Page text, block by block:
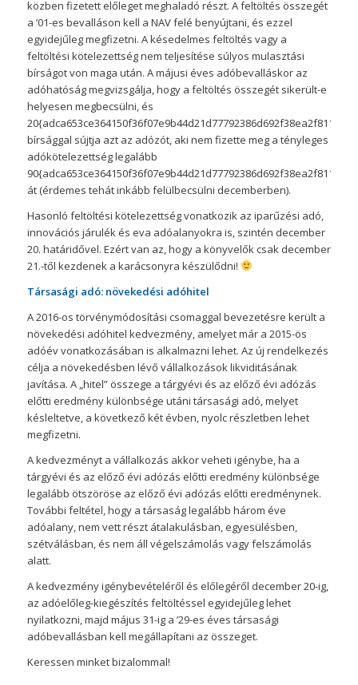
közben fizetett előleget meghaladó részt. A feltöltés összegét
a ’01-es bevalláson kell a NAV felé benyújtani, és ezzel
egyidejűleg megfizetni. A késedelmes feltöltés vagy a
feltöltési kötelezettség nem teljesítése súlyos mulasztási
bírságot von maga után. A májusi éves adóbevalláskor az
adóhatóság megvizsgálja, hogy a feltöltés összegét sikerült-e
helyesen megbecsülni, és
bírsággal sújtja azt az adózót, aki nem fizette meg a tényleges
adókötelezettség legalább
át (érdemes tehát inkább felülbecsülni decemberben).
Hasonló feltöltési kötelezettség vonatkozik az iparűzési adó,
innovációs járulék és eva adóalanyokra is, szintén december
20. határidővel. Ezért van az, hogy a könyvelők csak december
21.-től kezdenek a karácsonyra készülődni!
Társasági adó: növekedési adóhitel
A 2016-os törvénymódosítási csomaggal bevezetésre került a
növekedési adóhitel kedvezmény, amelyet már a 2015-ös
adóév vonatkozásában is alkalmazni lehet. Az új rendelkezés
célja a növekedésben lévő vállalkozások likviditásának
javítása. A „hitel” összege a tárgyévi és az előző évi adózás
előtti eredmény különbsége utáni társasági adó, melyet
késleltetve, a következő két évben, nyolc részletben lehet
megfizetni.
A kedvezményt a vállalkozás akkor veheti igénybe, ha a
tárgyévi és az előző évi adózás előtti eredmény különbsége
legalább ötszöröse az előző évi adózás előtti eredménynek.
További feltétel, hogy a társaság legalább három éve
adóalany, nem vett részt átalakulásban, egyesülésben,
szétválásban, és nem áll végelszámolás vagy felszámolás
alatt.
A kedvezmény igénybevételéről és előlegéről december 20-ig,
az adóelőleg-kiegészítés feltöltéssel egyidejűleg lehet
nyilatkozni, majd május 31-ig a ’29-es éves társasági
adóbevallásban kell megállapítani az összeget.
Keressen minket bizalommal!